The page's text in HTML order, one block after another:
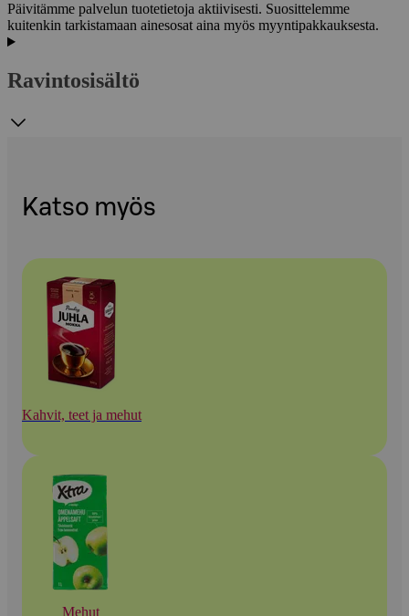
Päivitämme palvelun tuotetietoja aktiivisesti. Suosittelemme
kuitenkin tarkistamaan ainesosat aina myös myyntipakkauksesta.
Ravintosisältö
Katso myös
Kahvit, teet ja mehut
Mehut